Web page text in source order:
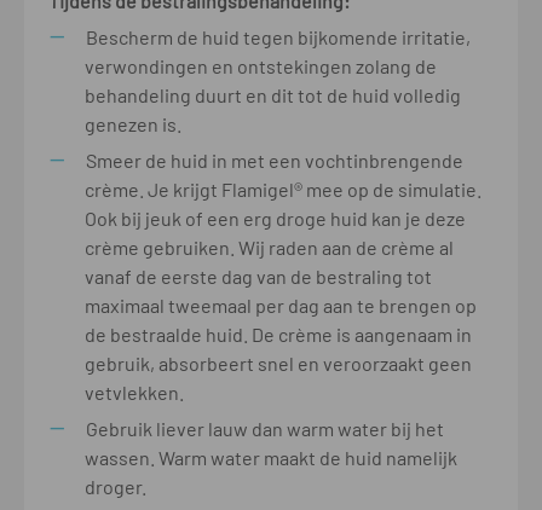
Bescherm de huid tegen bijkomende irritatie,
verwondingen en ontstekingen zolang de
behandeling duurt en dit tot de huid volledig
genezen is.
Smeer de huid in met een vochtinbrengende
crème. Je krijgt Flamigel® mee op de simulatie.
Ook bij jeuk of een erg droge huid kan je deze
crème gebruiken. Wij raden aan de crème al
vanaf de eerste dag van de bestraling tot
maximaal tweemaal per dag aan te brengen op
de bestraalde huid. De crème is aangenaam in
gebruik, absorbeert snel en veroorzaakt geen
vetvlekken.
Gebruik liever lauw dan warm water bij het
wassen. Warm water maakt de huid namelijk
droger.